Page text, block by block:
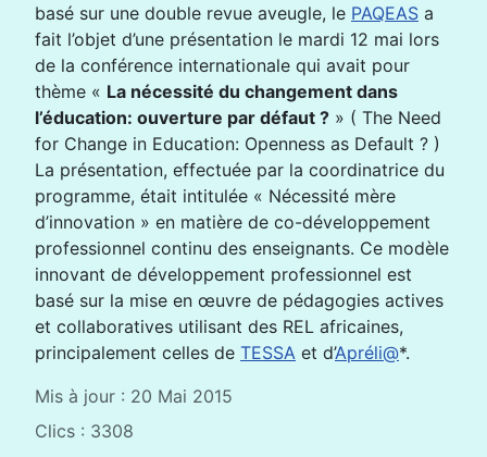
basé sur une double revue aveugle, le PAQEAS a
fait l’objet d’une présentation le mardi 12 mai lors
de la conférence internationale qui avait pour
thème « La nécessité du changement dans
l’éducation: ouverture par défaut ? » ( The Need
for Change in Education: Openness as Default ? )
La présentation, effectuée par la coordinatrice du
programme, était intitulée « Nécessité mère
d’innovation » en matière de co-développement
professionnel continu des enseignants. Ce modèle
innovant de développement professionnel est
basé sur la mise en œuvre de pédagogies actives
et collaboratives utilisant des REL africaines,
principalement celles de TESSA et d’Apréli@*.
Mis à jour : 20 Mai 2015
Clics : 3308